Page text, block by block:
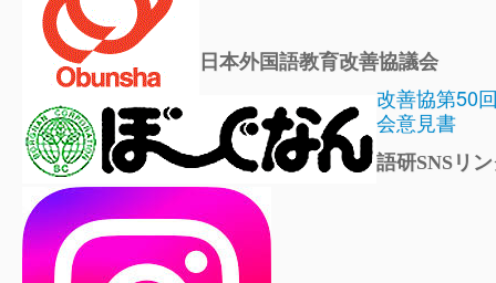
日本外国語教育改善協議会
改善協第50
会意見書
語研SNSリ